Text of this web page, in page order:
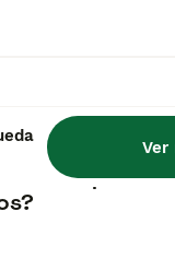
Ver
la principal
en los perros